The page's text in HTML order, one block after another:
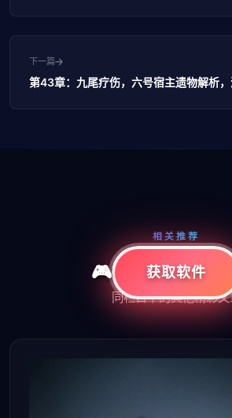
下一篇
第43章：九尾疗伤，六号宿主遗物解析
相关推荐
更多精彩内容
同栏目下的其他精彩文
获取软件